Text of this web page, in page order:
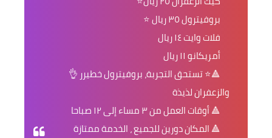
بروفيترول ٣٥ ريال ⭐
فلات وايت ١٤ ريال
أمريكانو ١١ ريال
🔺⭐ تستحق التجربة،️ بروفيترول خطيرر 👌
والزعفران لذيذة
🔺️ أوقات العمل من ٣ مساء إلى ١٢ صباحا
🔺️ المكان دورين للجميع ، الخدمة ممتازة